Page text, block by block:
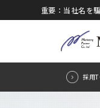
重要：当社名を
採用